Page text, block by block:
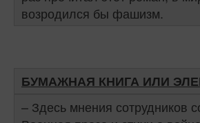
возродился бы фашизм.
БУМАЖНАЯ КНИГА ИЛИ
– Здесь мнения сотрудников